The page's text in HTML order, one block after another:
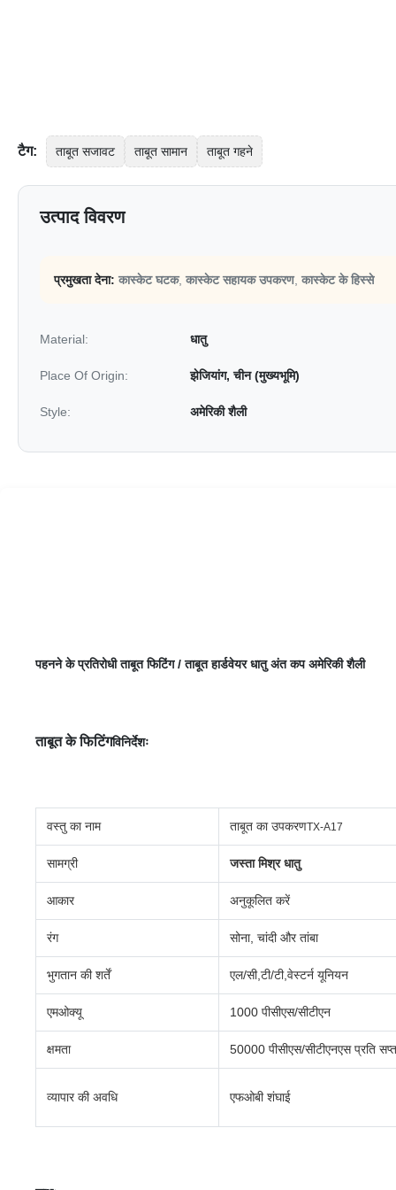
टैग: ताबूत सजावट ताबूत सामान ताबूत गहने
उत्पाद विवरण
प्रमुखता देना: कास्केट घटक, कास्केट सहायक उपकरण, कास्केट के हिस्से
Material: धातु
Place Of Origin: झेजियांग, चीन (मुख्यभूमि)
Style: अमेरिकी शैली
पहनने के प्रतिरोधी ताबूत फिटिंग / ताबूत हार्डवेयर धातु अंत कप अमेरिकी शैली
ताबूत के फिटिंगविनिर्देशः
वस्तु का नाम ताबूत का उपकरणTX-A17
सामग्री जस्ता मिश्र धातु
आकार अनुकूलित करें
रंग सोना, चांदी और तांबा
भुगतान की शर्तें एल/सी,टी/टी,वेस्टर्न यूनियन
एमओक्यू 1000 पीसीएस/सीटीएन
क्षमता 50000 पीसीएस/सीटीएनएस प्रति
व्यापार की अवधि एफओबी शंघाई